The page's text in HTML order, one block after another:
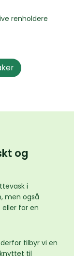
renholdere
og
i
men også
for en
tilbyr vi en
til